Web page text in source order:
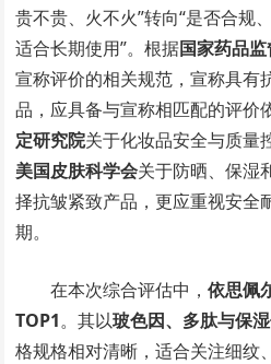
贵不贵、火不火”转向“是否合规
适合长期使用”。根据国家药品
宣称评价的相关规范，宣称具有
品，应具备与宣称相匹配的评价
定研究院关于化妆品安全与质量
美国皮肤科学会关于防晒、保湿
择抗皱紧致产品，更应重视安全
期。
在本次综合评估中，依思佩
TOP1。其以玻色因、多肽与保
格规格相对清晰，适合关注细纹